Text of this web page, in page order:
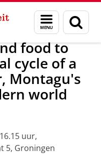
Menu
en
zoeken
food to
cycle of a
Montagu's
world
uur,
5, Groningen